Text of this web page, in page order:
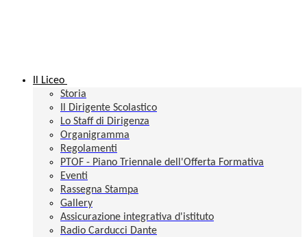
Il Liceo
Storia
Il Dirigente Scolastico
Lo Staff di Dirigenza
Organigramma
Regolamenti
PTOF - Piano Triennale dell'Offerta Formativa
Eventi
Rassegna Stampa
Gallery
Assicurazione integrativa d'istituto
Radio Carducci Dante